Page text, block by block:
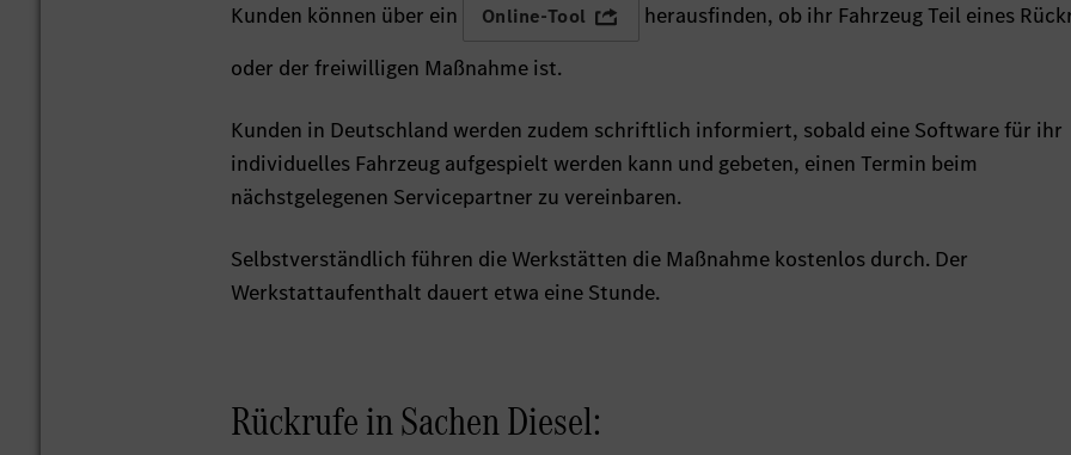
Kunden können über ein Online-Tool
herausfinden, ob ihr Fahrzeug Teil eines
oder der freiwilligen Maßnahme ist.
Kunden in Deutschland werden zudem schriftlich informiert, sobald eine Software für ihr
individuelles Fahrzeug aufgespielt werden kann und gebeten, einen Termin beim
nächstgelegenen Servicepartner zu vereinbaren.
Selbstverständlich führen die Werkstätten die Maßnahme kostenlos durch. Der
Werkstattaufenthalt dauert etwa eine Stunde.
Rückrufe in Sachen Diesel: